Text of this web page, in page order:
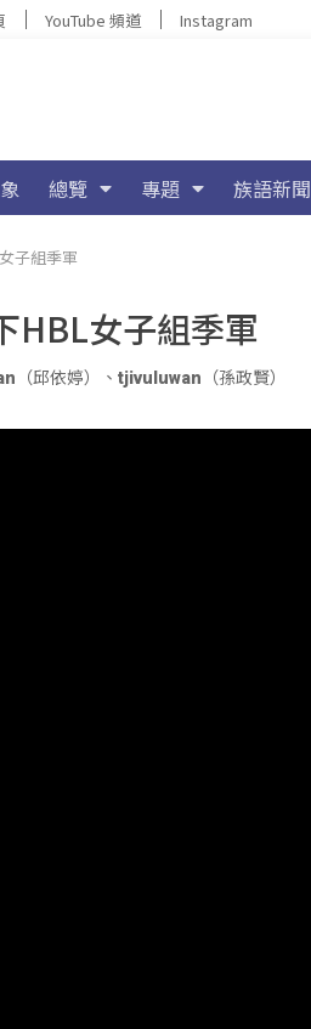
YouTube 頻道 Instagram
總覽 專題 族語新聞
子組季軍
HBL女子組季軍
（邱依婷） 、 tjivuluwan（孫政賢）